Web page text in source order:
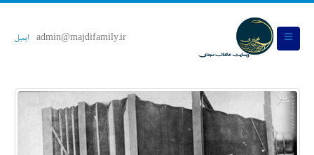
admin@majdifamily.ir ایمیل